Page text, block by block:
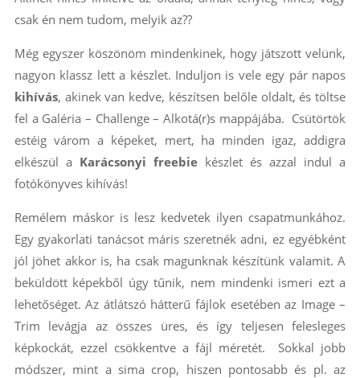
csak én nem tudom, melyik az??
Még egyszer köszönöm mindenkinek, hogy játszott velünk,
nagyon klassz lett a készlet. Induljon is vele egy pár napos
kihívás, akinek van kedve, készítsen belőle oldalt, és töltse
fel a Galéria – Challenge – Alkotá(r)s mappájába. Csütörtök
estéig várom a képeket, mert, ha minden igaz, addigra
elkészül a Karácsonyi freebie készlet és azzal indul a
fotókönyves kihívás!
Remélem máskor is lesz kedvetek ilyen csapatmunkához.
Egy gyakorlati tanácsot máris szeretnék adni, ez egyébként
jól jöhet akkor is, ha csak magunknak készítünk valamit. A
beküldött képekből úgy tűnik, nem mindenki ismeri ezt a
lehetőséget. Az átlátszó hátterű fájlok esetében az Image –
Trim levágja az összes üres, és így teljesen felesleges
képkockát, ezzel csökkentve a fájl méretét. Sokkal jobb
módszer, mint a sima crop, hiszen pontosabb és pl. az